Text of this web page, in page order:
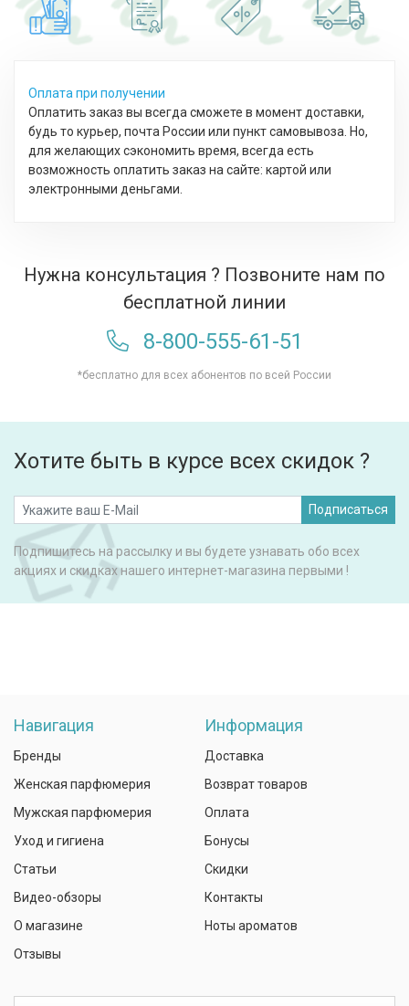
Оплата при получении
Оплатить заказ вы всегда сможете в момент доставки,
будь то курьер, почта России или пункт самовывоза. Но,
для желающих сэкономить время, всегда есть
возможность оплатить заказ на сайте: картой или
электронными деньгами.
Нужна консультация ? Позвоните нам по
бесплатной линии
8-800-555-61-51
*бесплатно для всех абонентов по всей России
Хотите быть в курсе всех скидок ?
Подписаться
Подпишитесь на рассылку и вы будете узнавать обо всех
акциях и скидках нашего интернет-магазина первыми !
Навигация
Бренды
Женская парфюмерия
Мужская парфюмерия
Уход и гигиена
Статьи
Видео-обзоры
О магазине
Отзывы
Информация
Доставка
Возврат товаров
Оплата
Бонусы
Скидки
Контакты
Ноты ароматов